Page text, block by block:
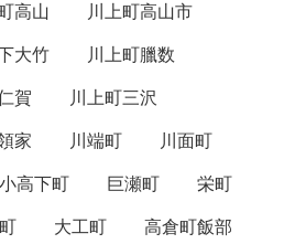
高山
川上町高山市
大竹
川上町臘数
賀
川上町三沢
家 川端町
川面町
小高下町 巨瀬町
栄町
大工町
高倉町飯部